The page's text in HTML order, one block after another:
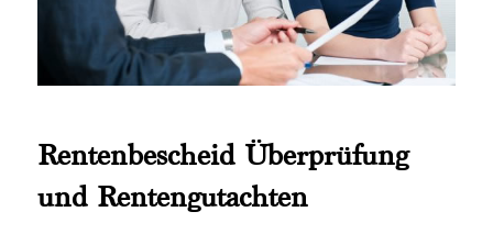
Rentenbescheid Überprüfung
und Rentengutachten